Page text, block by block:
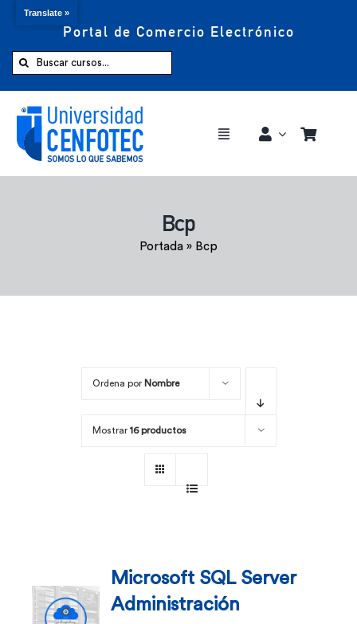
Portal de Comercio Electrónico
Buscar:
Toggle
Comprar ahora
Bcp
Portada » Bcp
Ordena por Nombre
Mostrar 16 productos
Microsoft SQL Server
Administración
Translate »